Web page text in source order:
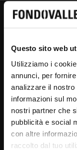
Questo sito web
Utilizziamo i
annunci, per
analizzare il
informazioni sul
nostri partner che
pubblicità e social
con altre
raccolto dal tuo
COLORADO